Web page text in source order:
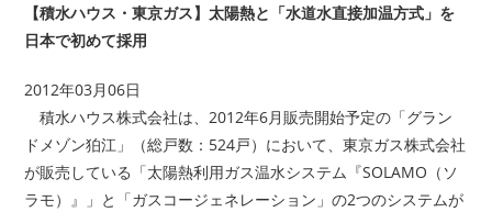
【積水ハウス・東京ガス】太陽熱と「水道水直接加温方式」を
日本で初めて採用
2012年03月06日
積水ハウス株式会社は、2012年6月販売開始予定の「グラン
ドメゾン狛江」（総戸数：524戸）において、東京ガス株式会社
が販売している「太陽熱利用ガス温水システム『SOLAMO（ソ
ラモ）』」と「ガスコージェネレーション」の2つのシステムが